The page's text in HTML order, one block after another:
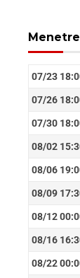
07/23
07/26
07/30
08/02
08/06
08/09
08/12
08/16
08/22